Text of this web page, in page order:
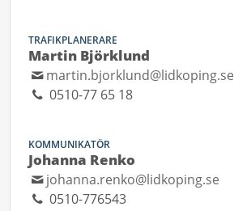
TRAFIKPLANERARE
Martin Björklund
martin.bjorklund@lidkoping.se
0510-77 65 18
KOMMUNIKATÖR
Johanna Renko
johanna.renko@lidkoping.se
0510-776543